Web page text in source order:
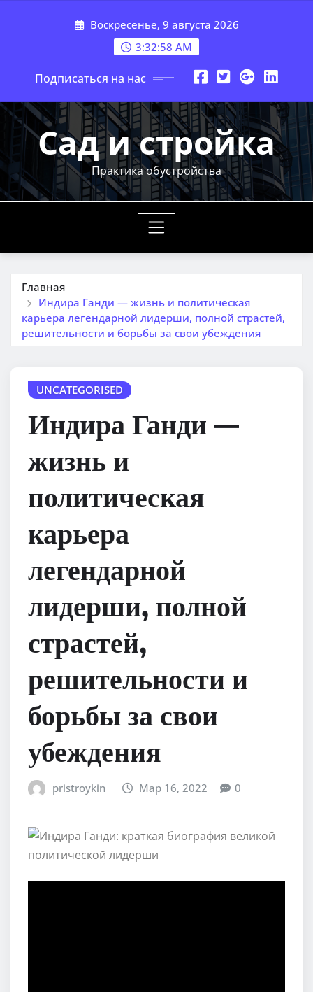
Воскресенье, 9 августа 2026
3:32:59 AM
Подписаться на нас
Сад и стройка
Практика обустройства
Главная
Индира Ганди — жизнь и политическая
карьера легендарной лидерши, полной страстей,
решительности и борьбы за свои убеждения
UNCATEGORISED
Индира Ганди —
жизнь и
политическая
карьера
легендарной
лидерши, полной
страстей,
решительности и
борьбы за свои
убеждения
pristroykin_ Мар 16, 2022 0